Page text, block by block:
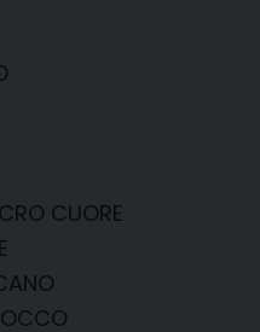
CUORE